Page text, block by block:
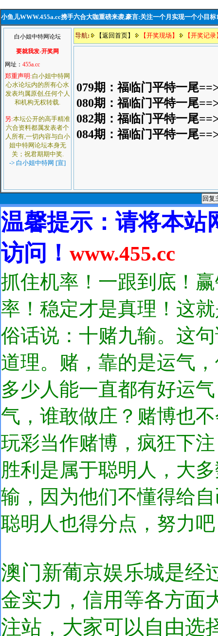
小鱼儿WWW.455a.cc携手六合大咖重磅来袭,豪言:关注一个月实现一个小目标
白小姐中特网论坛
要就我发-开奖网
网址： 455a.cc
郑重声明:白小姐中特网
心水论坛内的所有心水
发表均属原创,任何个人
和机构无权转载.
另:本坛公开的高手精准
六合资料都属发表者个
人所有,一切内容与白小
姐中特网论坛本身无
关；祝君期期中奖.
-> 白小姐中特网 [宣]
导航: 【返回首页】 【开奖现场】 【开奖记录
079期 ：福临门平特一尾
080期 ：福临门平特一尾
082期 ：福临门平特一尾
084期 ：福临门平特一尾